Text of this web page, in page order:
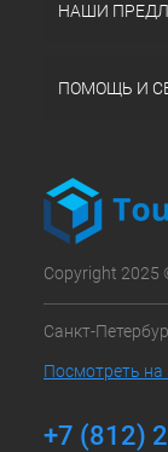
НАШИ
ПОМОЩЬ И
Copyright 2025
Санкт-
Посмотреть на
+7 (812)